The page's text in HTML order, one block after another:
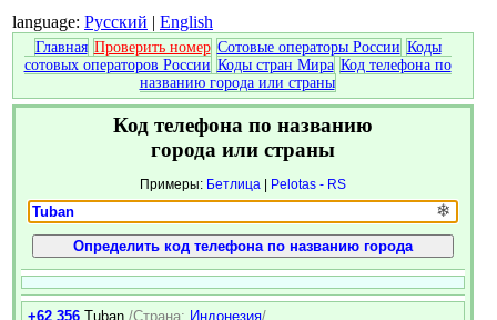
language: Русский | English
Главная Проверить номер Сотовые операторы России Коды
сотовых операторов России Коды стран Мира Код телефона по
названию города или страны
Код телефона по названию
города или страны
Примеры: Бетлица | Pelotas - RS
❄
+62 356 Tuban /Страна: Индонезия/